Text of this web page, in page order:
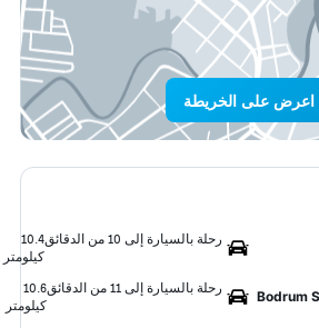
اعرض على الخريطة
رحلة بالسيارة إلى 10 من الدقائق
10.4
كيلومتر
Bodrum
رحلة بالسيارة إلى 11 من الدقائق
10.6
كيلومتر